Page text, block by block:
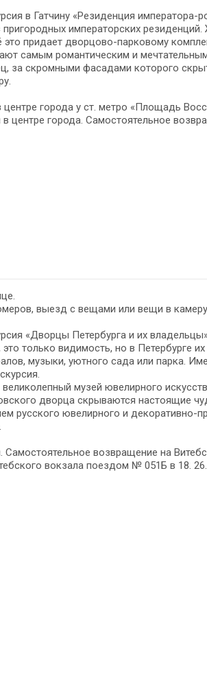
в Гатчину «Резиденция
пригородных императорских
это придает дворцово-парковому
самым романтическим и
за скромными фасадами которого
центре города у ст. метро «Площадь
центре города. Самостоятельное
выезд с вещами или вещи в камеру
«Дворцы Петербурга и их
только видимость, но в Петербурге
музыки, уютного сада или парка.
великолепный музей ювелирного
дворца скрываются настоящие
русского ювелирного и декоративно-
возвращение на